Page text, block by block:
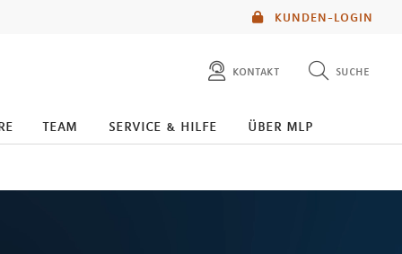
KUNDEN-LOGIN
kontakt suche
diese website durchsuchen
team service & hilfe über mlp